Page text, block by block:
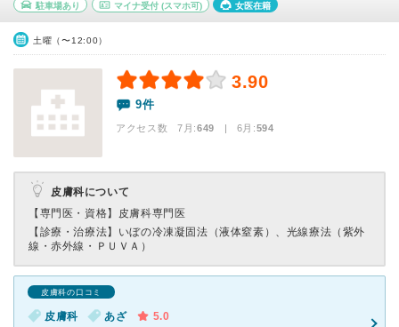
駐車場あり マイナ受付(スマホ可) 女医在籍
土曜（〜12:00）
3.90
9件
アクセス数 7月:649 | 6月:594
皮膚科について
【専門医・資格】 皮膚科専門医
【診療・治療法】 いぼの冷凍凝固法（液体窒素）、光線療法（紫外
線・赤外線・ＰＵＶＡ）
皮膚科の口コミ
皮膚科 あざ
5.0